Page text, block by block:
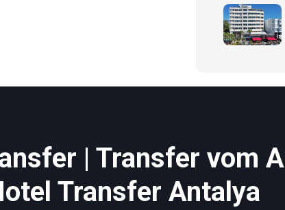
| Transfer vom
Transfer Antalya